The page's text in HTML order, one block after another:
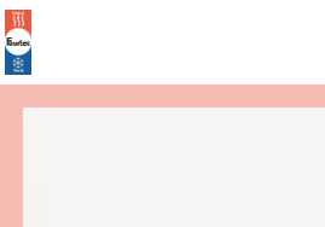
Panneau de gestion des cookies